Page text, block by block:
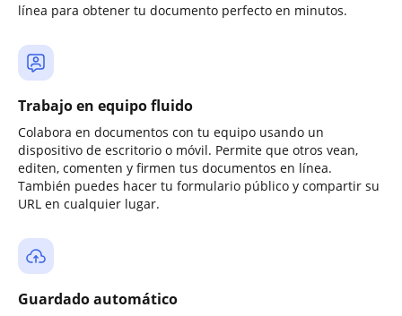
línea para obtener tu documento perfecto en minutos.
Trabajo en equipo fluido
Colabora en documentos con tu equipo usando un
dispositivo de escritorio o móvil. Permite que otros vean,
editen, comenten y firmen tus documentos en línea.
También puedes hacer tu formulario público y compartir su
URL en cualquier lugar.
Guardado automático